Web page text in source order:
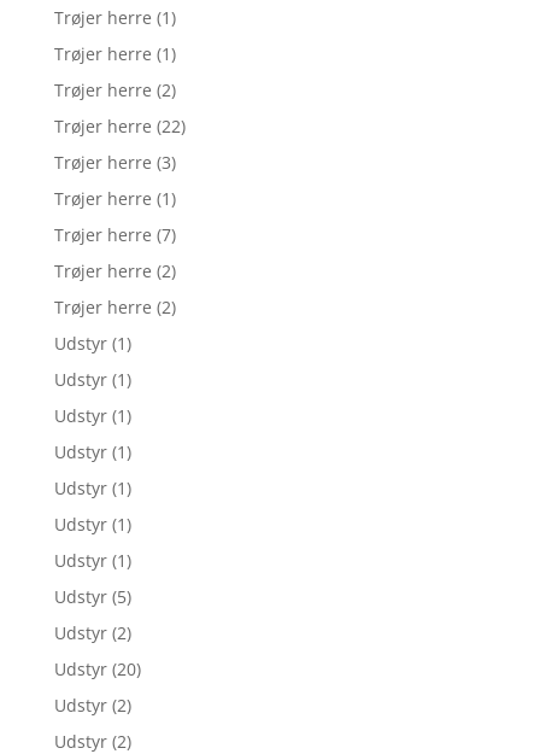
Trøjer herre (1)
Trøjer herre (1)
Trøjer herre (2)
Trøjer herre (22)
Trøjer herre (3)
Trøjer herre (1)
Trøjer herre (7)
Trøjer herre (2)
Trøjer herre (2)
Udstyr (1)
Udstyr (1)
Udstyr (1)
Udstyr (1)
Udstyr (1)
Udstyr (1)
Udstyr (1)
Udstyr (5)
Udstyr (2)
Udstyr (20)
Udstyr (2)
Udstyr (2)